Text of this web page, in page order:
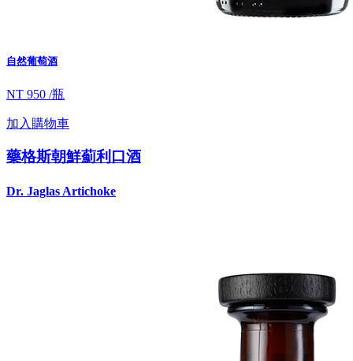
自然葡萄酒
NT 950 /瓶
加入購物車
藥格斯朝鮮薊利口酒
Dr. Jaglas Artichoke